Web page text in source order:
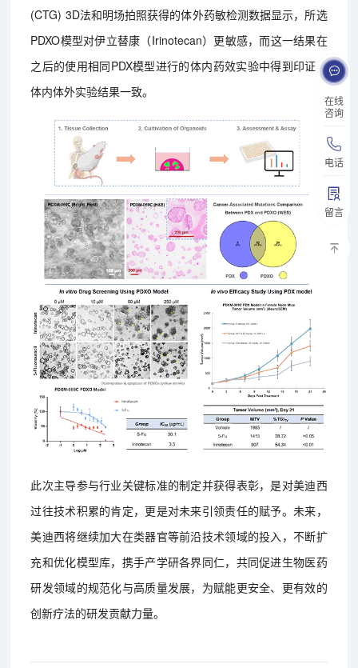
在线
咨询
电话
留言
(CTG) 3D法和明场拍照获得的体外药敏检测数据显示，所选
PDXO模型对伊立替康（Irinotecan）更敏感，而这一结果在
之后的使用相同PDX模型进行的体内药效实验中得到印证，
体内体外实验结果一致。
此次主导参与行业关键标准的制定并获得表彰，是对美迪西
过往技术积累的肯定，更是对未来引领责任的赋予。未来，
美迪西将继续加大在类器官等前沿技术领域的投入，不断扩
充和优化模型库，携手产学研各界同仁，共同促进生物医药
研发领域的规范化与高质量发展，为赋能更安全、更有效的
创新疗法的研发贡献力量。